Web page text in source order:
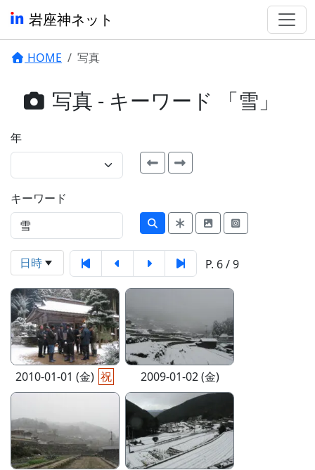
岩座神ネット
HOME 写真
写真 - キーワード 「雪」
年
キーワード
日時 P. 6 / 9
2010-01-01 (金) 祝 2009-01-02 (金)